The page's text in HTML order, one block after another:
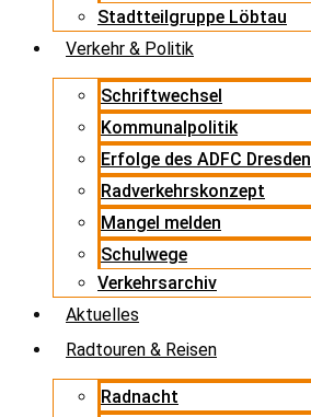
Stadtteilgruppe Löbtau
Verkehr & Politik
Schriftwechsel
Kommunalpolitik
Erfolge des ADFC Dresden
Radverkehrskonzept
Mangel melden
Schulwege
Verkehrsarchiv
Aktuelles
Radtouren & Reisen
Radnacht